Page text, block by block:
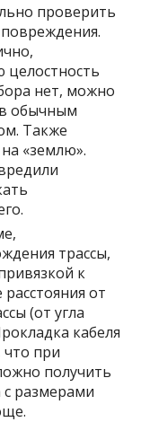
проверить
нет, можно
обычным
Также
«землю».
трассы,
к
от
(от угла
кабеля
при
получить
с размерами